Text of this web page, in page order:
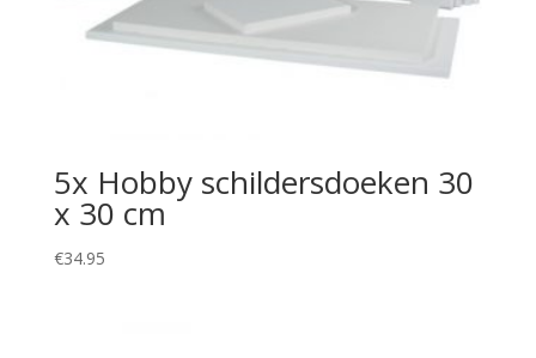
5x Hobby schildersdoeken 30
x 30 cm
€34.95